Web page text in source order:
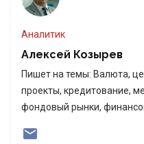
Аналитик
Алексей Козырев
Пишет на темы: Валюта,
проекты, кредитование,
фондовый рынки,